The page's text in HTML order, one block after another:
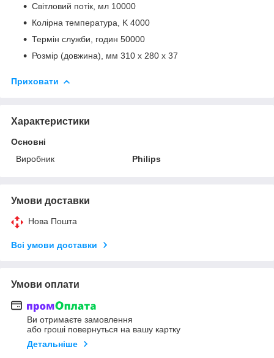
Світловий потік, мл 10000
Колірна температура, K 4000
Термін служби, годин 50000
Розмір (довжина), мм 310 x 280 x 37
Приховати
Характеристики
Основні
Виробник
Philips
Умови доставки
Нова Пошта
Всі умови доставки
Умови оплати
Ви отримаєте замовлення
або гроші повернуться на вашу картку
Детальніше